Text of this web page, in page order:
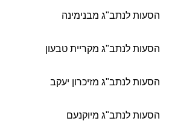
הסעות לנתב"ג מבנימינה
הסעות לנתב"ג מקריית טבעון
הסעות לנתב"ג מזיכרון יעקב
הסעות לנתב"ג מיוקנעם